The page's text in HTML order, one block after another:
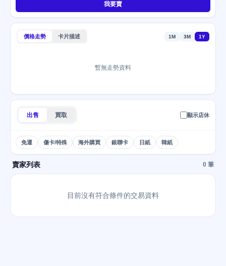
我要賣
價格走勢 卡片描述 1M 3M 1Y
暫無走勢資料
出售 買取 顯示店休
免運 傷卡/特殊 海外購買 銀聯卡 日紙 韓紙
賣家列表 0 筆
目前沒有符合條件的交易資料